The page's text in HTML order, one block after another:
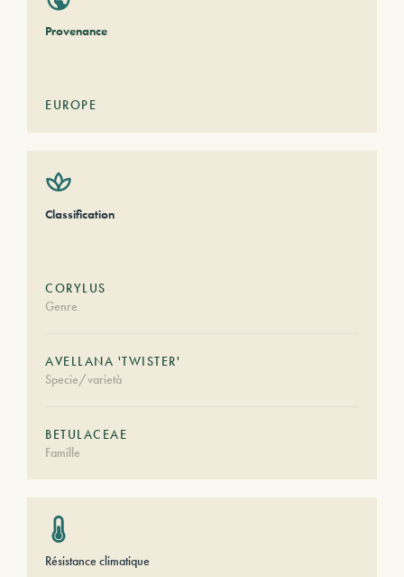
Provenance
EUROPE
Classification
CORYLUS
Genre
AVELLANA 'TWISTER'
Specie/varietà
BETULACEAE
Famille
Résistance climatique